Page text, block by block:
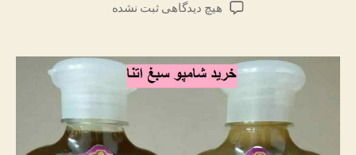
هیچ دیدگاهیبرای
سبغ
اتنا
ثبت نشده